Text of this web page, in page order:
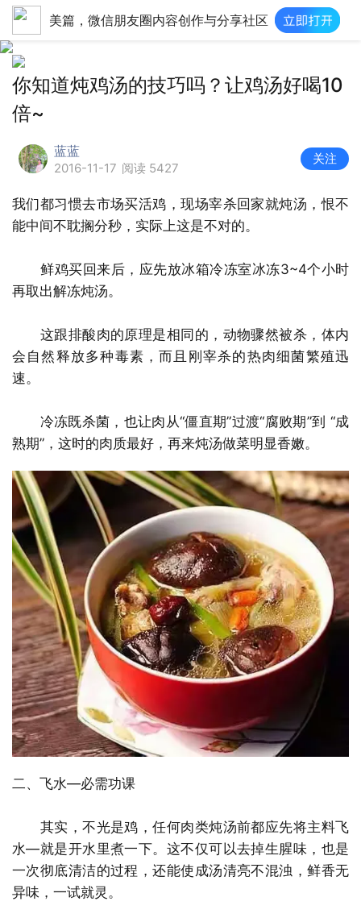
美篇，微信朋友圈内容创作与分享社区
你知道炖鸡汤的技巧吗？让鸡汤好喝10
倍~
蓝蓝
2016-11-17 阅读 5427
关注
我们都习惯去市场买活鸡，现场宰杀回家就炖汤，恨不
能中间不耽搁分秒，实际上这是不对的。
鲜鸡买回来后，应先放冰箱冷冻室冰冻3~4个小时
再取出解冻炖汤。
这跟排酸肉的原理是相同的，动物骤然被杀，体内
会自然释放多种毒素，而且刚宰杀的热肉细菌繁殖迅
速。
冷冻既杀菌，也让肉从“僵直期”过渡“腐败期”到 “成
熟期”，这时的肉质最好，再来炖汤做菜明显香嫩。
二、飞水—必需功课
其实，不光是鸡，任何肉类炖汤前都应先将主料飞
水—就是开水里煮一下。这不仅可以去掉生腥味，也是
一次彻底清洁的过程，还能使成汤清亮不混浊，鲜香无
异味，一试就灵。